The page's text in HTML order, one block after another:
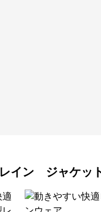
レイン ジャケッ